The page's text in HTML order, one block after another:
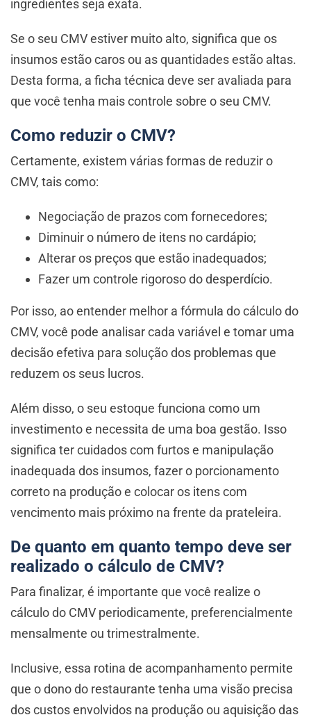
ingredientes seja exata.
Se o seu CMV estiver muito alto, significa que os
insumos estão caros ou as quantidades estão altas.
Desta forma, a ficha técnica deve ser avaliada para
que você tenha mais controle sobre o seu CMV.
Como reduzir o CMV?
Certamente, existem várias formas de reduzir o
CMV, tais como:
Negociação de prazos com fornecedores;
Diminuir o número de itens no cardápio;
Alterar os preços que estão inadequados;
Fazer um controle rigoroso do desperdício.
Por isso, ao entender melhor a fórmula do cálculo do
CMV, você pode analisar cada variável e tomar uma
decisão efetiva para solução dos problemas que
reduzem os seus lucros.
Além disso, o seu estoque funciona como um
investimento e necessita de uma boa gestão. Isso
significa ter cuidados com furtos e manipulação
inadequada dos insumos, fazer o porcionamento
correto na produção e colocar os itens com
vencimento mais próximo na frente da prateleira.
De quanto em quanto tempo deve ser
realizado o cálculo de CMV?
Para finalizar, é importante que você realize o
cálculo do CMV periodicamente, preferencialmente
mensalmente ou trimestralmente.
Inclusive, essa rotina de acompanhamento permite
que o dono do restaurante tenha uma visão precisa
dos custos envolvidos na produção ou aquisição das